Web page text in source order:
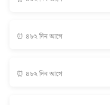
⏰ ৪৮২ দিন আগে
⏰ ৪৮২ দিন আগে